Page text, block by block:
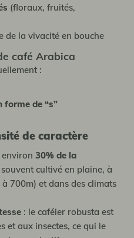
(floraux, fruités,
de la vivacité en bouche
café Arabica
:
forme de “s”
de caractère
environ 30% de la
souvent cultivé en plaine, à
700m) et dans des climats
: le caféier robusta est
et aux insectes, ce qui le